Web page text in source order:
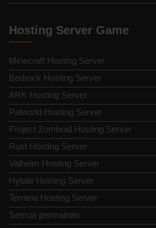
Hosting Server Game
Minecraft Hosting Server
Bedrock Hosting Server
ARK Hosting Server
Palworld Hosting Server
Project Zomboid Hosting Server
Rust Hosting Server
Valheim Hosting Server
Hytale Hosting Server
Terraria Hosting Server
Semua permainan